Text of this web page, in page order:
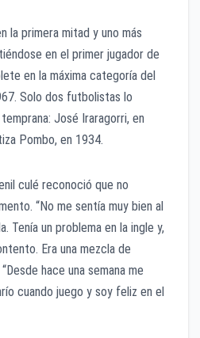
la primera mitad y uno más
en el primer jugador de
en la máxima categoría del
Solo dos futbolistas lo
José Iraragorri, en
Pombo, en 1934.
culé reconoció que no
“No me sentía muy bien al
Tenía un problema en la ingle y,
Era una mezcla de
hace una semana me
cuando juego y soy feliz en el